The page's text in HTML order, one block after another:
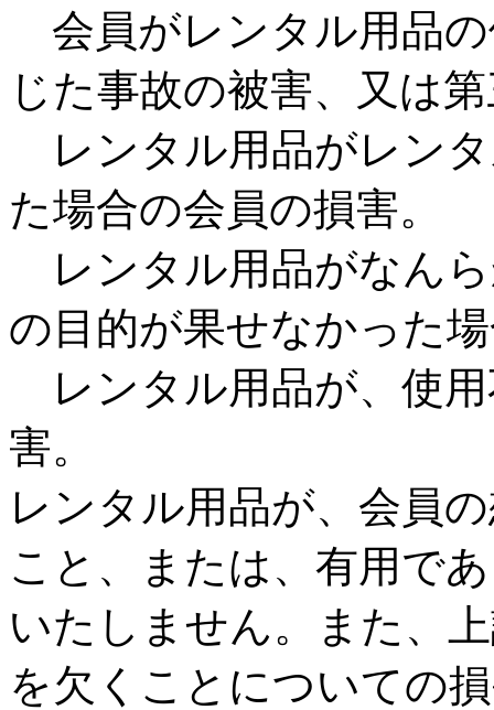
会員がレンタル用品
じた事故の被害、又は
レンタル用品がレン
た場合の会員の損害。
レンタル用品がなん
の目的が果せなかった
レンタル用品が、使
害。
レンタル用品が、会員
こと、または、有用で
いたしません。また、
を欠くことについての